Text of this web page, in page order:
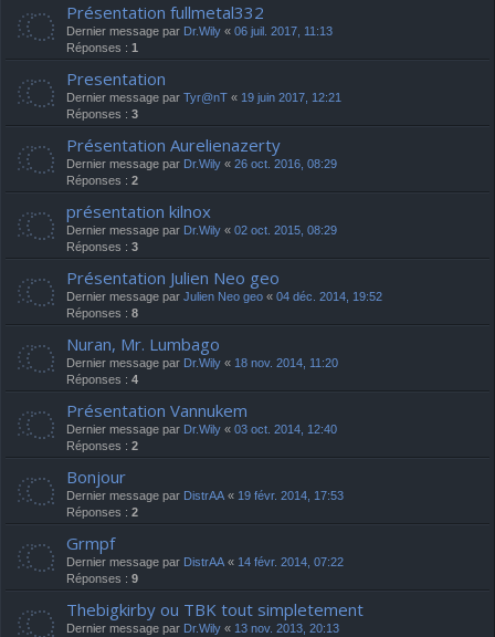
Présentation fullmetal332
Dernier message par Dr.Wily « 06 juil. 2017, 11:13
Réponses : 1
Presentation
Dernier message par Tyr@nT « 19 juin 2017, 12:21
Réponses : 3
Présentation Aurelienazerty
Dernier message par Dr.Wily « 26 oct. 2016, 08:29
Réponses : 2
présentation kilnox
Dernier message par Dr.Wily « 02 oct. 2015, 08:29
Réponses : 3
Présentation Julien Neo geo
Dernier message par Julien Neo geo « 04 déc. 2014, 19:52
Réponses : 8
Nuran, Mr. Lumbago
Dernier message par Dr.Wily « 18 nov. 2014, 11:20
Réponses : 4
Présentation Vannukem
Dernier message par Dr.Wily « 03 oct. 2014, 12:40
Réponses : 2
Bonjour
Dernier message par DistrAA « 19 févr. 2014, 17:53
Réponses : 2
Grmpf
Dernier message par DistrAA « 14 févr. 2014, 07:22
Réponses : 9
Thebigkirby ou TBK tout simpletement
Dernier message par Dr.Wily « 13 nov. 2013, 20:13